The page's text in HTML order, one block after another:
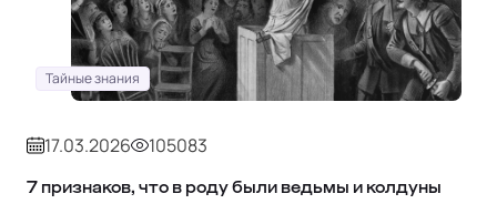
Тайные знания
17.03.2026 105083
7 признаков, что в роду были ведьмы и колдуны